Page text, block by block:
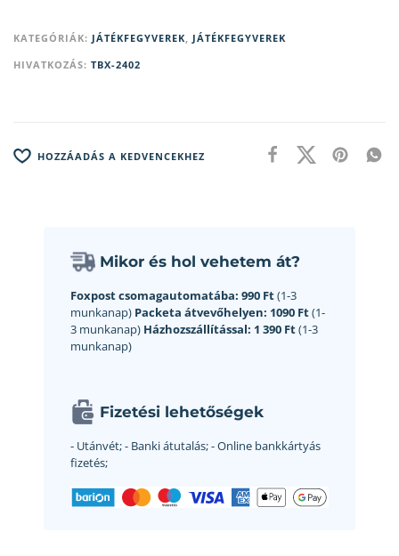
KATEGÓRIÁK: JÁTÉKFEGYVEREK, JÁTÉKFEGYVEREK
HIVATKOZÁS: TBX-2402
HOZZÁADÁS A KEDVENCEKHEZ
Mikor és hol vehetem át?
Foxpost csomagautomatába: 990 Ft(1-3
munkanap) Packeta átvevőhelyen: 1090 Ft(1-
3 munkanap) Házhozszállítással: 1 390 Ft(1-3
munkanap)
Fizetési lehetőségek
- Utánvét;- Banki átutalás;- Online bankkártyás
fizetés;